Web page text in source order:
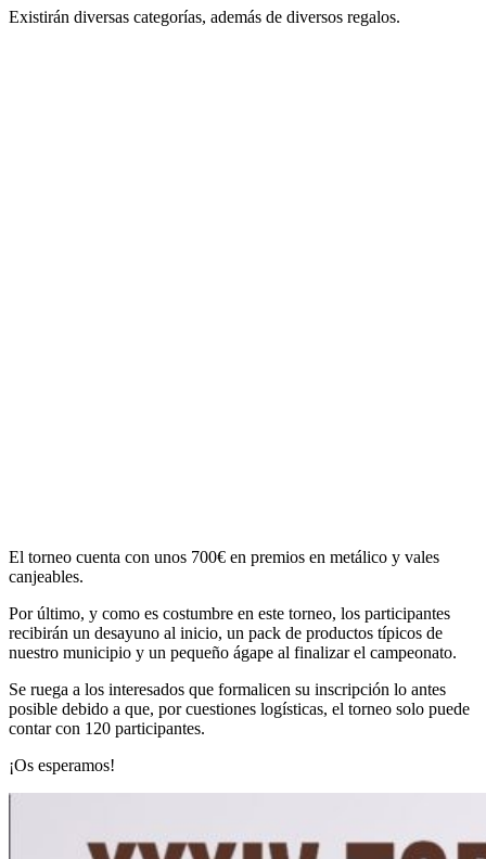
Existirán diversas categorías, además de diversos regalos.
El torneo cuenta con unos 700€ en premios en metálico y vales
canjeables.
Por último, y como es costumbre en este torneo, los participantes
recibirán un desayuno al inicio, un pack de productos típicos de
nuestro municipio y un pequeño ágape al finalizar el campeonato.
Se ruega a los interesados que formalicen su inscripción lo antes
posible debido a que, por cuestiones logísticas, el torneo solo puede
contar con 120 participantes.
¡Os esperamos!